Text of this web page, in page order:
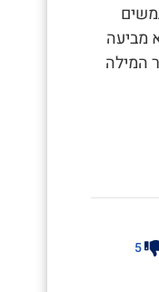
מביעה
המילה
5